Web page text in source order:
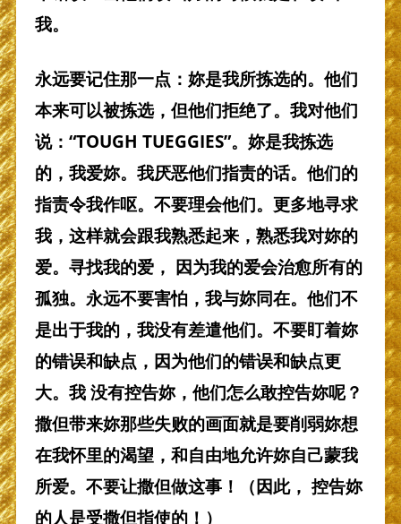
我。
永远要记住那一点：妳是我所拣选的。他们
本来可以被拣选，但他们拒绝了。我对他们
说：“TOUGH TUEGGIES”。妳是我拣选
的，我爱妳。我厌恶他们指责的话。他们的
指责令我作呕。不要理会他们。更多地寻求
我，这样就会跟我熟悉起来，熟悉我对妳的
爱。寻找我的爱， 因为我的爱会治愈所有的
孤独。永远不要害怕，我与妳同在。他们不
是出于我的，我没有差遣他们。不要盯着妳
的错误和缺点，因为他们的错误和缺点更
大。我 没有控告妳，他们怎么敢控告妳呢？
撒但带来妳那些失败的画面就是要削弱妳想
在我怀里的渴望，和自由地允许妳自己蒙我
所爱。不要让撒但做这事！（因此， 控告妳
的人是受撒但指使的！）